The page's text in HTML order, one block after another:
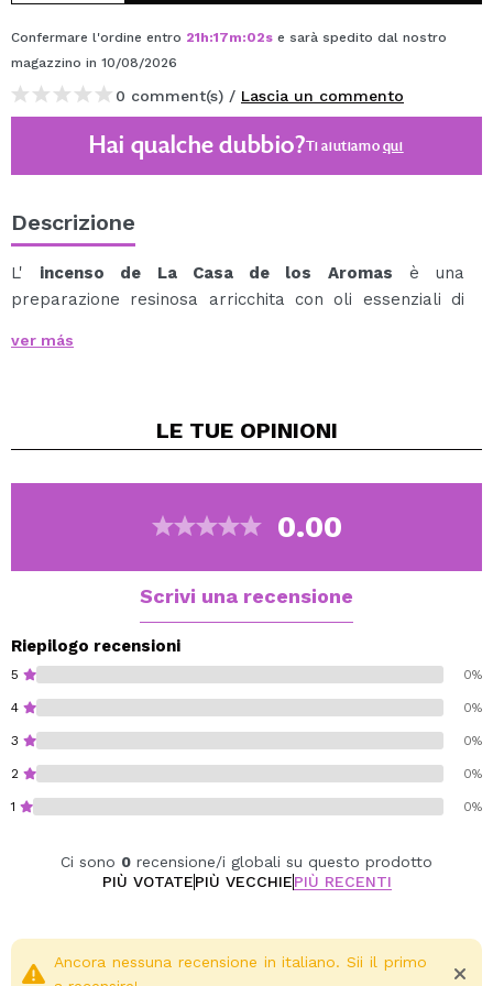
Confermare l'ordine entro 21h:17m:02s e sarà spedito dal nostro
magazzino in 10/08/2026
0 comment(s) / Lascia un commento
Hai qualche dubbio?Ti aiutiamoqui
Descrizione
L' incenso de La Casa de los Aromas è una
preparazione resinosa arricchita con oli essenziali di
fumo profumato ideale per profumare gli spazi e
Per un uso corretto e sicuro, il bastoncino deve essere
Questa fragranza aiuta a stimolare i sensi, a donare
l'umore e a purificare l'aria, creando un ambiente pulito
Ideale per i momenti in cui hai bisogno di chiarezza
Contiene 20 bastoncini.
ver más
LE TUE OPINIONI
0.00
Scrivi una recensione
Riepilogo recensioni
5 0%
4 0%
3 0%
2 0%
1 0%
Ci sono 0 recensione/i globali su questo prodotto
PIÙ VOTATEPIÙ VECCHIEPIÙ RECENTI
Ancora nessuna recensione in italiano. Sii il primo